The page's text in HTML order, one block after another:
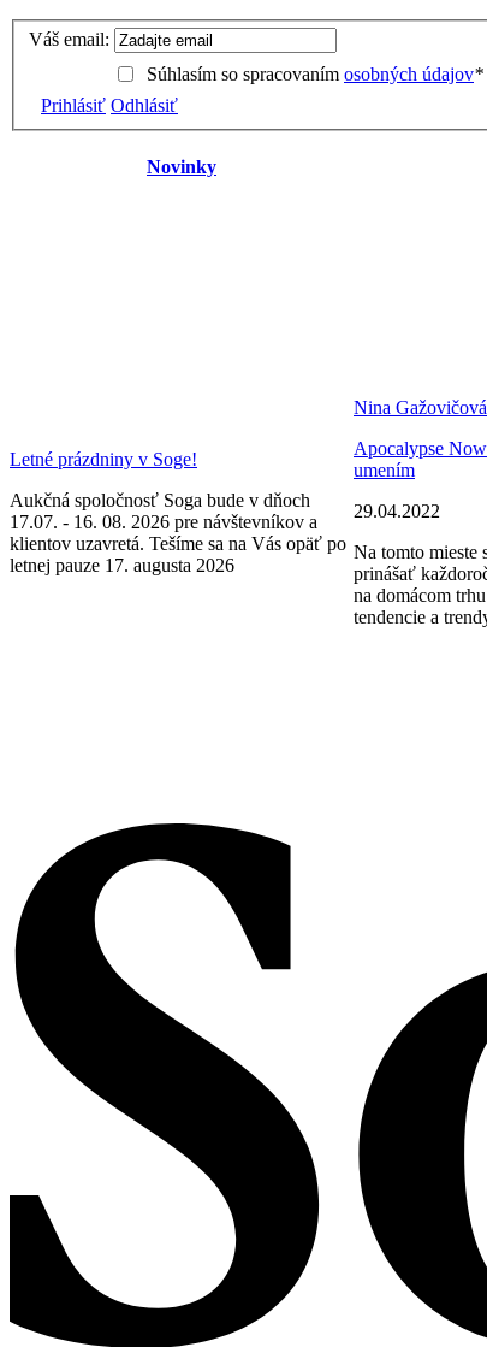
Váš email:
Súhlasím so spracovaním osobných údajov*
Prihlásiť Odhlásiť
Novinky
Letné prázdniny v Soge!
Aukčná spoločnosť Soga bude v dňoch
17.07. - 16. 08. 2026 pre návštevníkov a
klientov uzavretá. Tešíme sa na Vás opäť po
letnej pauze 17. augusta 2026
Nina Gažovičová
Apocalypse
umením
29.04.2022
Na tomto mieste
prinášať
na domácom
tendencie a